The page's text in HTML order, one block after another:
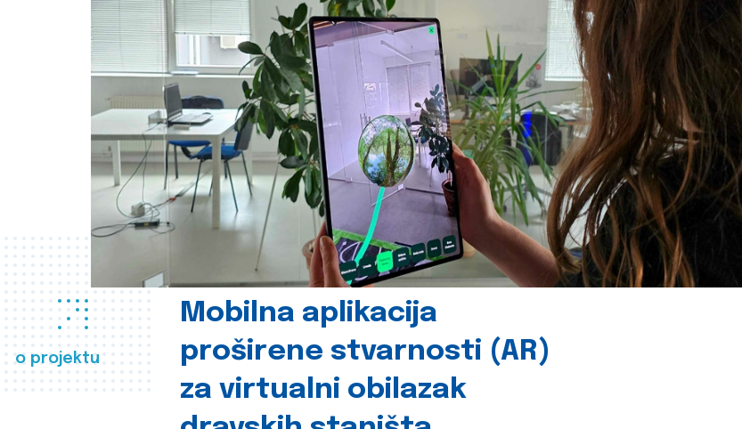
o projektu
Mobilna aplikacija
proširene stvarnosti (AR)
za virtualni obilazak